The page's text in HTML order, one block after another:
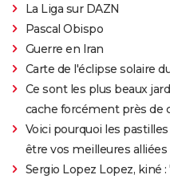
La Liga sur DAZN
Pascal Obispo
Guerre en Iran
Carte de l'éclipse solaire
Ce sont les plus beaux
cache forcément près de
Voici pourquoi les
être vos meilleures alliées
Sergio Lopez Lopez, kiné